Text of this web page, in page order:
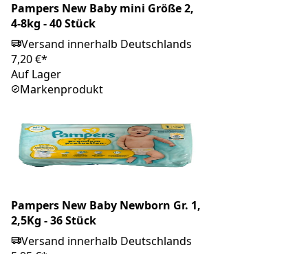
Pampers New Baby mini Größe 2,
4-8kg - 40 Stück
Versand innerhalb Deutschlands
7,20 €*
Auf Lager
Markenprodukt
Pampers New Baby Newborn Gr. 1,
2,5Kg - 36 Stück
Versand innerhalb Deutschlands